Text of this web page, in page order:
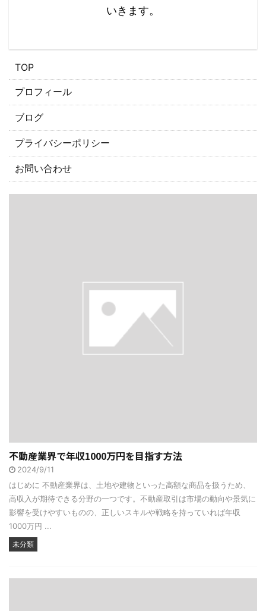
いきます。
​TOP
プロフィール
ブログ
プライバシーポリシー
お問い合わせ
不動産業界で年収1000万円を目指す方法
2024/9/11
はじめに 不動産業界は、土地や建物といった高額な商品を扱うため、
高収入が期待できる分野の一つです。不動産取引は市場の動向や景気に
影響を受けやすいものの、正しいスキルや戦略を持っていれば年収
1000万円 ...
未分類